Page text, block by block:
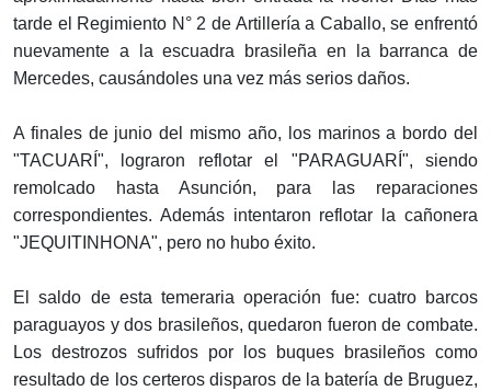
tarde el Regimiento N° 2 de Artillería a Caballo, se enfrentó
nuevamente a la escuadra brasileña en la barranca de
Mercedes, causándoles una vez más serios daños.
A finales de junio del mismo año, los marinos a bordo del
"TACUARÍ", lograron reflotar el "PARAGUARÍ", siendo
remolcado hasta Asunción, para las reparaciones
correspondientes. Además intentaron reflotar la cañonera
"JEQUITINHONA", pero no hubo éxito.
El saldo de esta temeraria operación fue: cuatro barcos
paraguayos y dos brasileños, quedaron fueron de combate.
Los destrozos sufridos por los buques brasileños como
resultado de los certeros disparos de la batería de Bruguez,